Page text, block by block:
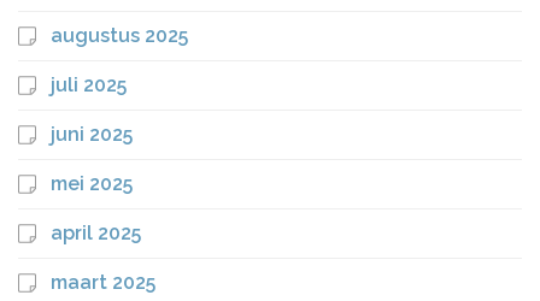
augustus 2025
juli 2025
juni 2025
mei 2025
april 2025
maart 2025